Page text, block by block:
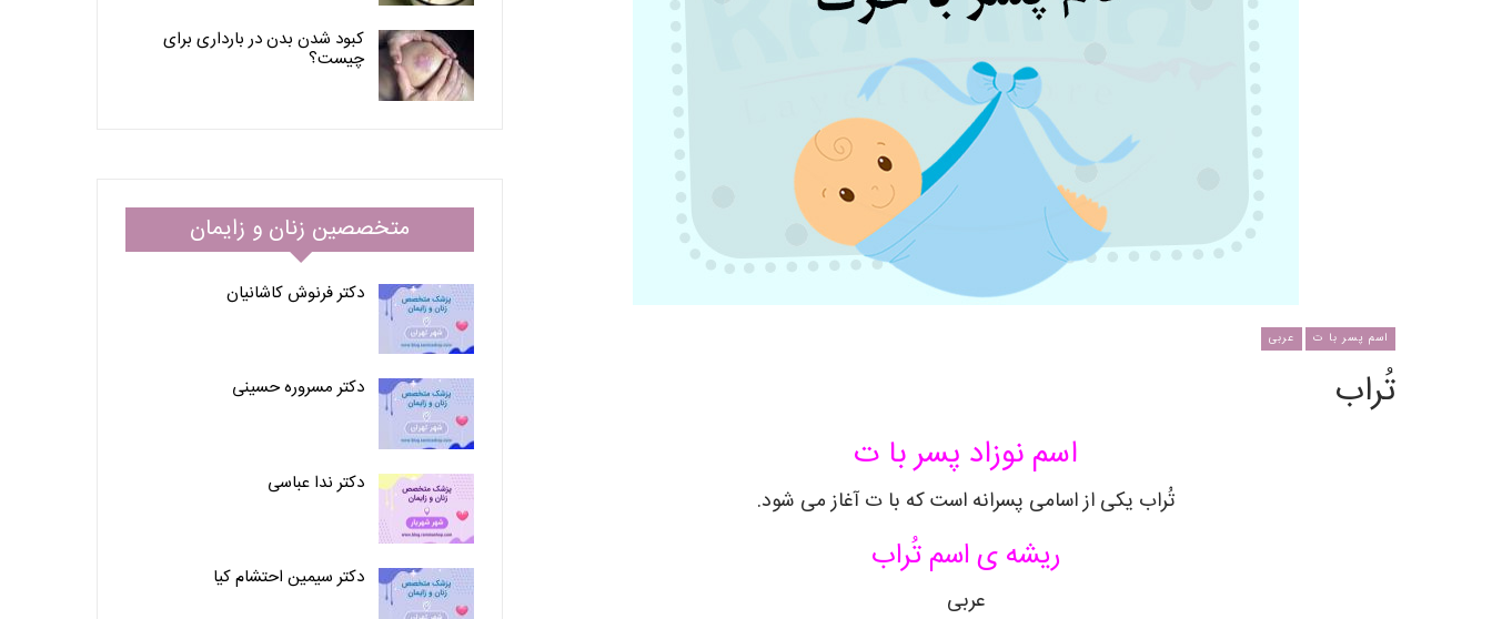
اسم پسر با ت عربی
تُراب
اسم نوزاد پسر با ت
تُراب یکی از اسامی پسرانه است که با ت آغاز می شود.
ریشه ی اسمتُراب
عربی
کبود شدن بدن در بارداری برای
چیست؟
متخصصین زنان و زایمان
دکتر فرنوش کاشانیان
دکتر مسروره حسینی
دکتر ندا عباسی
دکتر سیمین احتشام کیا